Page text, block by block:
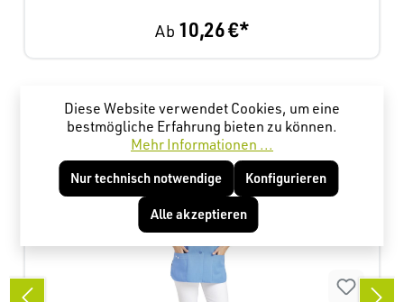
Ab 10,26 €*
Kunden haben sich ebenfalls angesehen
Diese Website verwendet Cookies, um eine
bestmögliche Erfahrung bieten zu können.
Mehr Informationen ...
Nur technisch notwendige Konfigurieren
Alle akzeptieren